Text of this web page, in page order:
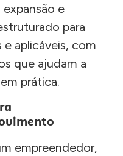
e
para
aplicáveis, com
que ajudam a
prática.
empreendedor,